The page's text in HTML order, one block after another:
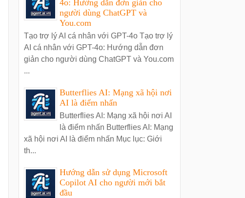
4o: Hướng dẫn đơn giản cho
người dùng ChatGPT và
You.com
Tạo trợ lý AI cá nhân với GPT-4o Tạo trợ lý
AI cá nhân với GPT-4o: Hướng dẫn đơn
giản cho người dùng ChatGPT và You.com
...
Butterflies AI: Mạng xã hội nơi
AI là điểm nhấn
Butterflies AI: Mạng xã hội nơi AI
là điểm nhấn Butterflies AI: Mạng
xã hội nơi AI là điểm nhấn Mục lục: Giới
th...
Hướng dẫn sử dụng Microsoft
Copilot AI cho người mới bắt
đầu